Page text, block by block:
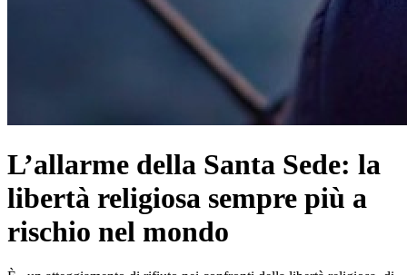
L’allarme della Santa Sede: la
libertà religiosa sempre più a
rischio nel mondo